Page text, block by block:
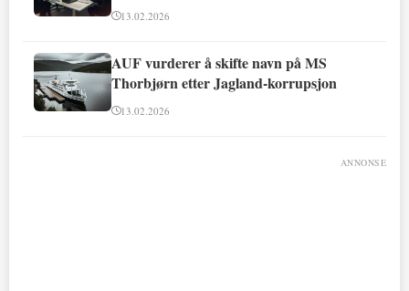
13.02.2026
AUF vurderer å skifte navn på MS
Thorbjørn etter Jagland-korrupsjon
13.02.2026
ANNONSE